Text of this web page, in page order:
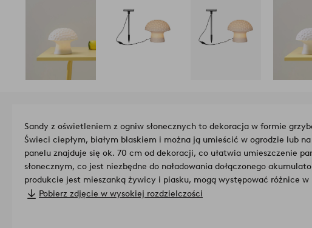
Sandy z oświetleniem z ogniw słonecznych to dekoracja w formie
Świeci ciepłym, białym blaskiem i można ją umieścić w ogrodzie lub
panelu znajduje się ok. 70 cm od dekoracji, co ułatwia umieszczenie
słonecznym, co jest niezbędne do naładowania dołączonego
produkcie jest mieszanką żywicy i piasku, mogą występować różnice w
piasku i różnice w grubości, co sprawia, że każdy produkt jest bardziej
Pobierz zdjęcie w wysokiej rozdzielczości